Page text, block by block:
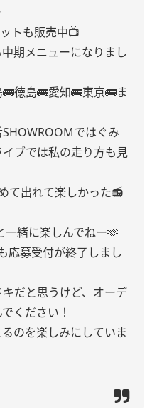
トも販売中📺
期メニューになりまし
徳島🚌愛知🚌東京🚌ま
ではぐみ
ブでは私の走り方も見
て出れて楽しかった📻
緒に楽しんでねー🫶
応募受付が終了しまし
だと思うけど、オーデ
ください！
のを楽しみにしていま